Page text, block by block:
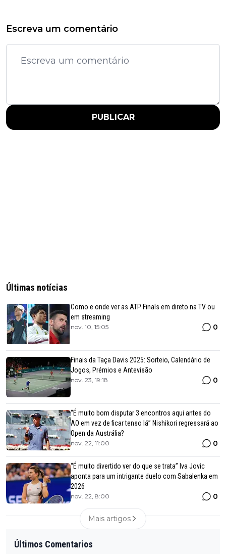
Escreva um comentário
PUBLICAR
Últimas notícias
Como e onde ver as ATP Finals em direto na TV ou
em streaming
nov. 10, 15:05 0
Finais da Taça Davis 2025: Sorteio, Calendário de
Jogos, Prémios e Antevisão
nov. 23, 19:18 0
“É muito bom disputar 3 encontros aqui antes do
AO em vez de ficar tenso lá” Nishikori regressará ao
Open da Austrália?
nov. 22, 11:00 0
“É muito divertido ver do que se trata” Iva Jovic
aponta para um intrigante duelo com Sabalenka em
2026
nov. 22, 8:00 0
Mais artigos
Últimos Comentarios